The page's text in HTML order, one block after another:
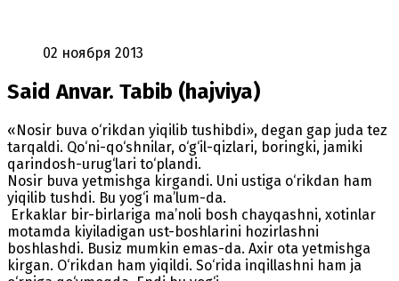
02 ноября 2013
Said Anvar. Tabib (hajviya)
«Nosir buva o‘rikdan yiqilib tushibdi», degan gap juda tez
tarqaldi. Qo‘ni-qo‘shnilar, o‘g‘il-qizlari, boringki, jamiki
qarindosh-urug‘lari to‘plandi.
Nosir buva yetmishga kirgandi. Uni ustiga o‘rikdan ham
yiqilib tushdi. Bu yog‘i ma’lum-da.
Erkaklar bir-birlariga ma’noli bosh chayqashni, xotinlar
motamda kiyiladigan ust-boshlarini hozirlashni
boshlashdi. Busiz mumkin emas-da. Axir ota yetmishga
kirgan. O‘rikdan ham yiqildi. So‘rida inqillashni ham ja